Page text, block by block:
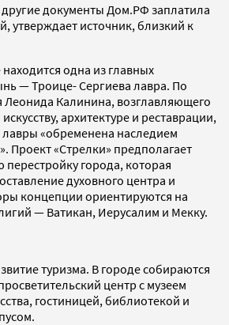
другие документы Дом.РФ заплатила
утверждает источник, близкий к
одна из главных
— Троице- Сергиева лавра. По
Калинина, возглавляющего
архитектуре и реставрации,
лавры «обременена наследием
Проект «Стрелки» предполагает
перестройку города, которая
духовного центра и
концепции ориентируются на
— Ватикан, Иерусалим и Мекку.
туризма. В городе собираются
центр с музеем
гостиницей, библиотекой и